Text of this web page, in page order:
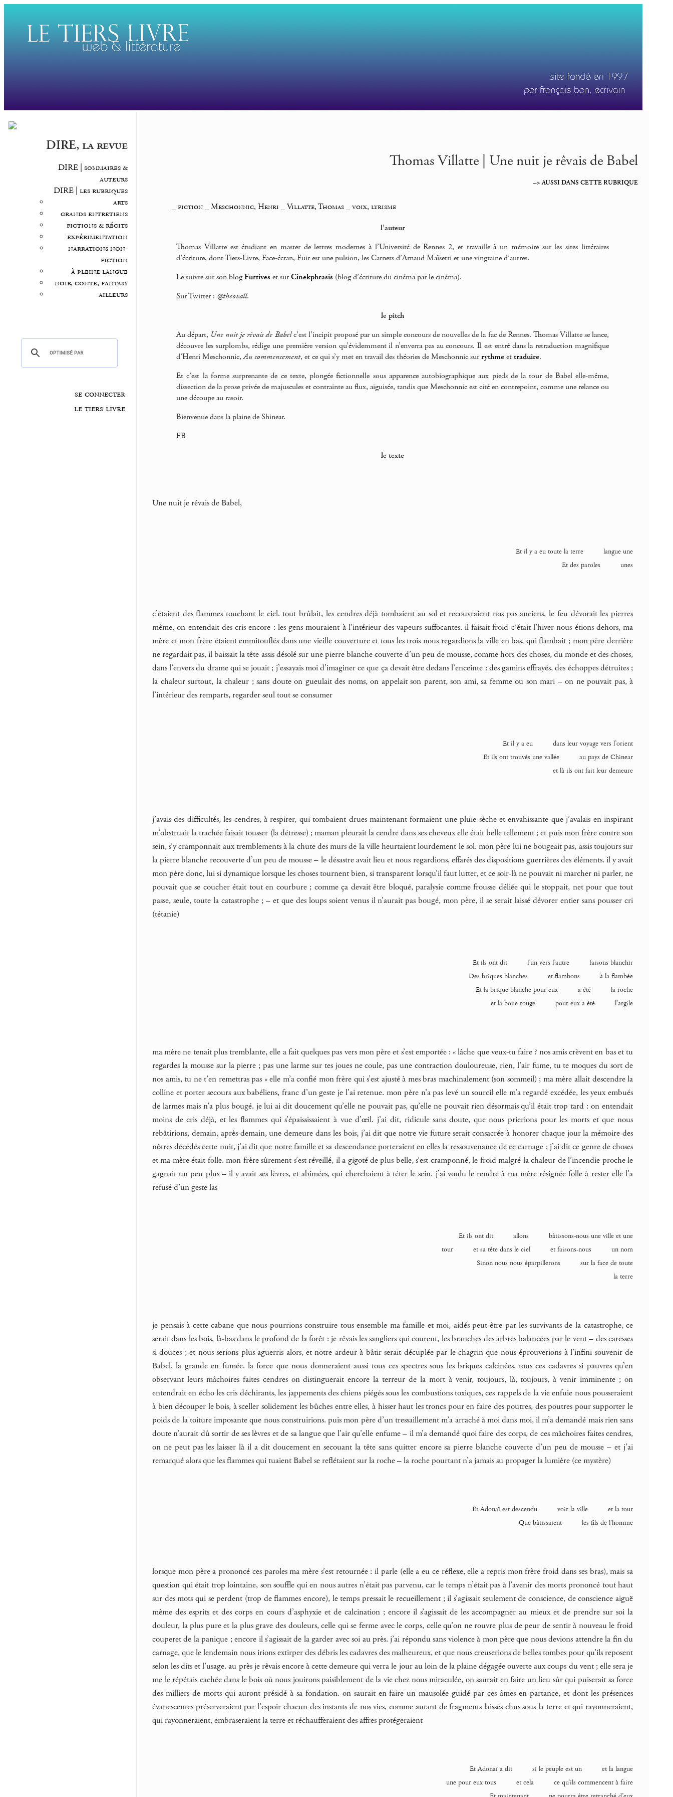
DIRE, la revue
DIRE | sommaires &
auteurs
DIRE | les rubriques
arts
grands entretiens
fictions & récits
expérimentation
narrations non-
fiction
à pleine langue
noir, conte, fantasy
ailleurs
se connecter
le tiers livre
Thomas Villatte | Une nuit je rêvais de Babel
–> AUSSI DANS CETTE RUBRIQUE
_fiction _Meschonnic, Henri _Villatte, Thomas _voix, lyrisme
l’auteur
Thomas Villatte est étudiant en master de lettres modernes à l’Université de Rennes 2, et travaille à un mémoire sur les sites littéraires
d’écriture, dont Tiers-Livre, Face-écran, Fuir est une pulsion, les Carnets d’Arnaud Maïsetti et une vingtaine d’autres.
Le suivre sur son blogFurtives et surCinekphrasis (blog d’écriture du cinéma par le cinéma).
Sur Twitter : @theovall.
le pitch
Au départ, Une nuit je rêvais de Babelc’est l’incipit proposé par un simple concours de nouvelles de la fac de Rennes. Thomas Villatte se lance,
découvre les surplombs, rédige une première version qu’évidemment il n’enverra pas au concours. Il est entré dans la retraduction magnifique
d’Henri Meschonnic,Au commencement, et ce qui s’y met en travail des théories de Meschonnic surrythmeettraduire.
Et c’est la forme surprenante de ce texte, plongée fictionnelle sous apparence autobiographique aux pieds de la tour de Babel elle-même,
dissection de la prose privée de majuscules et contrainte au flux, aiguisée, tandis que Meschonnic est cité en contrepoint, comme une relance ou
une découpe au rasoir.
Bienvenue dans la plaine de Shinear.
FB
le texte
Une nuit je rêvais de Babel,
Et il y a eu toute la terre langue une
Et des paroles unes
c’étaient des flammes touchant le ciel. tout brûlait, les cendres déjà tombaient au sol et recouvraient nos pas anciens, le feu dévorait les pierres
même, on entendait des cris encore : les gens mouraient à l’intérieur des vapeurs suffocantes. il faisait froid c’était l’hiver nous étions dehors, ma
mère et mon frère étaient emmitouflés dans une vieille couverture et tous les trois nous regardions la ville en bas, qui flambait ; mon père derrière
ne regardait pas, il baissait la tête assis désolé sur une pierre blanche couverte d’un peu de mousse, comme hors des choses, du monde et des choses,
dans l’envers du drame qui se jouait ; j’essayais moi d’imaginer ce que ça devait être dedans l’enceinte : des gamins effrayés, des échoppes détruites ;
la chaleur surtout, la chaleur ; sans doute on gueulait des noms, on appelait son parent, son ami, sa femme ou son mari – on ne pouvait pas, à
l’intérieur des remparts, regarder seul tout se consumer
Et il y a eu dans leur voyage vers l’orient
Et ils ont trouvés une vallée au pays de Chinear
et là ils ont fait leur demeure
j’avais des difficultés, les cendres, à respirer, qui tombaient drues maintenant formaient une pluie sèche et envahissante que j’avalais en inspirant
m’obstruait la trachée faisait tousser (la détresse) ; maman pleurait la cendre dans ses cheveux elle était belle tellement ; et puis mon frère contre son
sein, s’y cramponnait aux tremblements à la chute des murs de la ville heurtaient lourdement le sol. mon père lui ne bougeait pas, assis toujours sur
la pierre blanche recouverte d’un peu de mousse – le désastre avait lieu et nous regardions, effarés des dispositions guerrières des éléments. il y avait
mon père donc, lui si dynamique lorsque les choses tournent bien, si transparent lorsqu’il faut lutter, et ce soir-là ne pouvait ni marcher ni parler, ne
pouvait que se coucher était tout en courbure ; comme ça devait être bloqué, paralysie comme frousse déliée qui le stoppait, net pour que tout
passe, seule, toute la catastrophe ; – et que des loups soient venus il n’aurait pas bougé, mon père, il se serait laissé dévorer entier sans pousser cri
(tétanie)
Et ils ont dit l’un vers l’autre faisons blanchir
Des briques blanches et flambons à la flambée
Et la brique blanche pour eux a été la roche
et la boue rouge pour eux a été l’argile
ma mère ne tenait plus tremblante, elle a fait quelques pas vers mon père et s’est emportée : « lâche que veux-tu faire ? nos amis crèvent en bas et tu
regardes la mousse sur la pierre ; pas une larme sur tes joues ne coule, pas une contraction douloureuse, rien, l’air fume, tu te moques du sort de
nos amis, tu ne t’en remettras pas » elle m’a confié mon frère qui s’est ajusté à mes bras machinalement (son sommeil) ; ma mère allait descendre la
colline et porter secours aux babéliens, franc d’un geste je l’ai retenue. mon père n’a pas levé un sourcil elle m’a regardé excédée, les yeux embués
de larmes mais n’a plus bougé. je lui ai dit doucement qu’elle ne pouvait pas, qu’elle ne pouvait rien désormais qu’il était trop tard : on entendait
moins de cris déjà, et les flammes qui s’épaississaient à vue d’œil. j’ai dit, ridicule sans doute, que nous prierions pour les morts et que nous
rebâtirions, demain, après-demain, une demeure dans les bois, j’ai dit que notre vie future serait consacrée à honorer chaque jour la mémoire des
nôtres décédés cette nuit, j’ai dit que notre famille et sa descendance porteraient en elles la ressouvenance de ce carnage ; j’ai dit ce genre de choses
et ma mère était folle. mon frère sûrement s’est réveillé, il a gigoté de plus belle, s’est cramponné, le froid malgré la chaleur de l’incendie proche le
gagnait un peu plus – il y avait ses lèvres, et abîmées, qui cherchaient à téter le sein. j’ai voulu le rendre à ma mère résignée folle à rester elle l’a
refusé d’un geste las
Et ils ont dit allons bâtissons-nous une ville et une
tour et sa tête dans le ciel et faisons-nous un nom
Sinon nous nous éparpillerons sur la face de toute
la terre
je pensais à cette cabane que nous pourrions construire tous ensemble ma famille et moi, aidés peut-être par les survivants de la catastrophe, ce
serait dans les bois, là-bas dans le profond de la forêt : je rêvais les sangliers qui courent, les branches des arbres balancées par le vent – des caresses
si douces ; et nous serions plus aguerris alors, et notre ardeur à bâtir serait décuplée par le chagrin que nous éprouverions à l’infini souvenir de
Babel, la grande en fumée. la force que nous donneraient aussi tous ces spectres sous les briques calcinées, tous ces cadavres si pauvres qu’en
observant leurs mâchoires faites cendres on distinguerait encore la terreur de la mort à venir, toujours, là, toujours, à venir imminente ; on
entendrait en écho les cris déchirants, les jappements des chiens piégés sous les combustions toxiques, ces rappels de la vie enfuie nous pousseraient
à bien découper le bois, à sceller solidement les bûches entre elles, à hisser haut les troncs pour en faire des poutres, des poutres pour supporter le
poids de la toiture imposante que nous construirions. puis mon père d’un tressaillement m’a arraché à moi dans moi, il m’a demandé mais rien sans
doute n’aurait dû sortir de ses lèvres et de sa langue que l’air qu’elle enfume – il m’a demandé quoi faire des corps, de ces mâchoires faites cendres,
on ne peut pas les laisser là il a dit doucement en secouant la tête sans quitter encore sa pierre blanche couverte d’un peu de mousse – et j’ai
remarqué alors que les flammes qui tuaient Babel se reflétaient sur la roche – la roche pourtant n’a jamais su propager la lumière (ce mystère)
Et Adonaï est descendu voir la ville et la tour
Que bâtissaient les fils de l’homme
lorsque mon père a prononcé ces paroles ma mère s’est retournée : il parle (elle a eu ce réflexe, elle a repris mon frère froid dans ses bras), mais sa
question qui était trop lointaine, son souffle qui en nous autres n’était pas parvenu, car le temps n’était pas à l’avenir des morts prononcé tout haut
sur des mots qui se perdent (trop de flammes encore), le temps pressait le recueillement ; il s’agissait seulement de conscience, de conscience aiguë
même des esprits et des corps en cours d’asphyxie et de calcination ; encore il s’agissait de les accompagner au mieux et de prendre sur soi la
douleur, la plus pure et la plus grave des douleurs, celle qui se ferme avec le corps, celle qu’on ne rouvre plus de peur de sentir à nouveau le froid
couperet de la panique ; encore il s’agissait de la garder avec soi au près. j’ai répondu sans violence à mon père que nous devions attendre la fin du
carnage, que le lendemain nous irions extirper des débris les cadavres des malheureux, et que nous creuserions de belles tombes pour qu’ils reposent
selon les dits et l’usage. au près je rêvais encore à cette demeure qui verra le jour au loin de la plaine dégagée ouverte aux coups du vent ; elle sera je
me le répétais cachée dans le bois où nous jouirons paisiblement de la vie chez nous miraculée, on saurait en faire un lieu sûr qui puiserait sa force
des milliers de morts qui auront présidé à sa fondation. on saurait en faire un mausolée guidé par ces âmes en partance, et dont les présences
évanescentes préserveraient par l’espoir chacun des instants de nos vies, comme autant de fragments laissés chus sous la terre et qui rayonneraient,
qui rayonneraient, embraseraient la terre et réchaufferaient des affres protégeraient
Et Adonaï a dit si le peuple est un et la langue
une pour eux tous et cela ce qu’ils commencent à faire